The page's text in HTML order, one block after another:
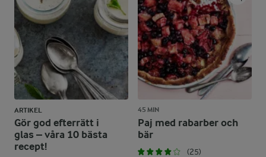
ARTIKEL
Gör god efterrätt i
glas – våra 10 bästa
recept!
45 MIN
Paj med rabarber och
bär
(25)